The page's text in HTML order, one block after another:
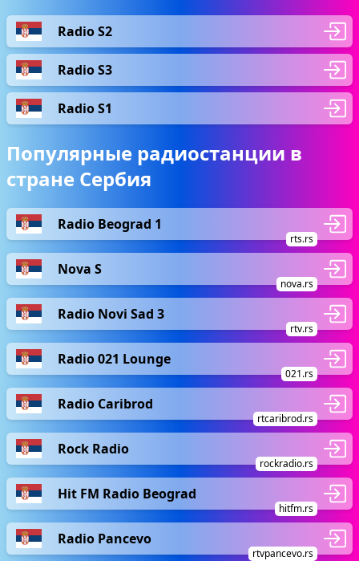
Radio S2
Radio S3
Radio S1
Популярные радиостанции в
стране Сербия
Radio Beograd 1
rts.rs
Nova S
nova.rs
Radio Novi Sad 3
rtv.rs
Radio 021 Lounge
021.rs
Radio Caribrod
rtcaribrod.rs
Rock Radio
rockradio.rs
Hit FM Radio Beograd
hitfm.rs
Radio Pancevo
rtvpancevo.rs